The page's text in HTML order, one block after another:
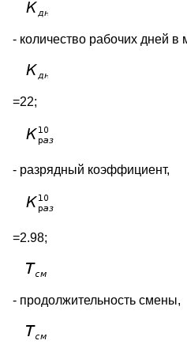
- количество рабочих дней в
=22;
- разрядный коэффициент,
=2.98;
- продолжительность смены,